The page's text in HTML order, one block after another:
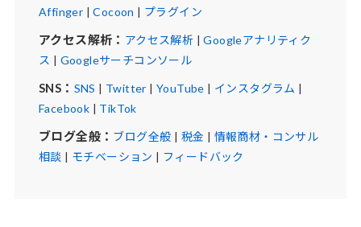
Affinger |Cocoon | プラグイン
アクセス解析： アクセス解析 |Googleアナリティク
ス | Googleサーチコンソール
SNS： SNS | Twitter | YouTube | インスタグラム |
Facebook | TikTok
ブログ全般： ブログ全般 | 税金 | 情報商材・コンサル
相談 | モチベーション | フィードバック